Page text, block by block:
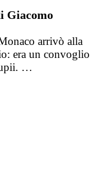
Giacomo
arrivò alla
era un convoglio
…